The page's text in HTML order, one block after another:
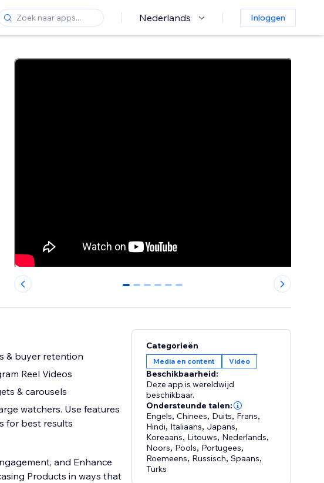
Nederlands Inloggen
0 1 2 3 4 5
& buyer retention
Reel Videos
& carousels
watchers. Use features
for best results
and Enhance
Products in ways that
Categorieën
Media en content Video
Beschikbaarheid:
Deze app is wereldwijd
beschikbaar.
Ondersteunde talen:
Engels,Chinees, Duits, Frans,
Hindi, Italiaans, Japans,
Koreaans, Litouws, Nederlands,
Noors, Pools, Portugees,
Roemeens, Russisch,Spaans,
Turks